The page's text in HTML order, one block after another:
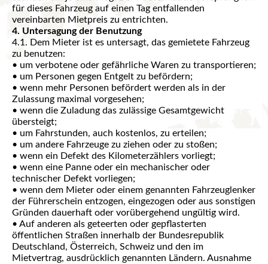
für dieses Fahrzeug auf einen Tag entfallenden
vereinbarten Mietpreis zu entrichten.
4. Untersagung der Benutzung
4.1. Dem Mieter ist es untersagt, das gemietete Fahrzeug
zu benutzen:
• um verbotene oder gefährliche Waren zu transportieren;
• um Personen gegen Entgelt zu befördern;
• wenn mehr Personen befördert werden als in der
Zulassung maximal vorgesehen;
• wenn die Zuladung das zulässige Gesamtgewicht
übersteigt;
• um Fahrstunden, auch kostenlos, zu erteilen;
• um andere Fahrzeuge zu ziehen oder zu stoßen;
• wenn ein Defekt des Kilometerzählers vorliegt;
• wenn eine Panne oder ein mechanischer oder
technischer Defekt vorliegen;
• wenn dem Mieter oder einem genannten Fahrzeuglenker
der Führerschein entzogen, eingezogen oder aus sonstigen
Gründen dauerhaft oder vorübergehend ungültig wird.
• Auf anderen als geteerten oder gepflasterten
öffentlichen Straßen innerhalb der Bundesrepublik
Deutschland, Österreich, Schweiz und den im
Mietvertrag, ausdrücklich genannten Ländern. Ausnahme